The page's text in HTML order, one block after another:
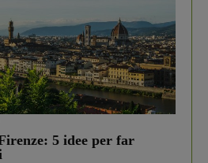
5 idee per far